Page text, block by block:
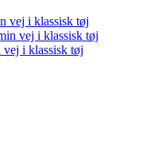
vej i klassisk tøj
vej i klassisk tøj
i klassisk tøj